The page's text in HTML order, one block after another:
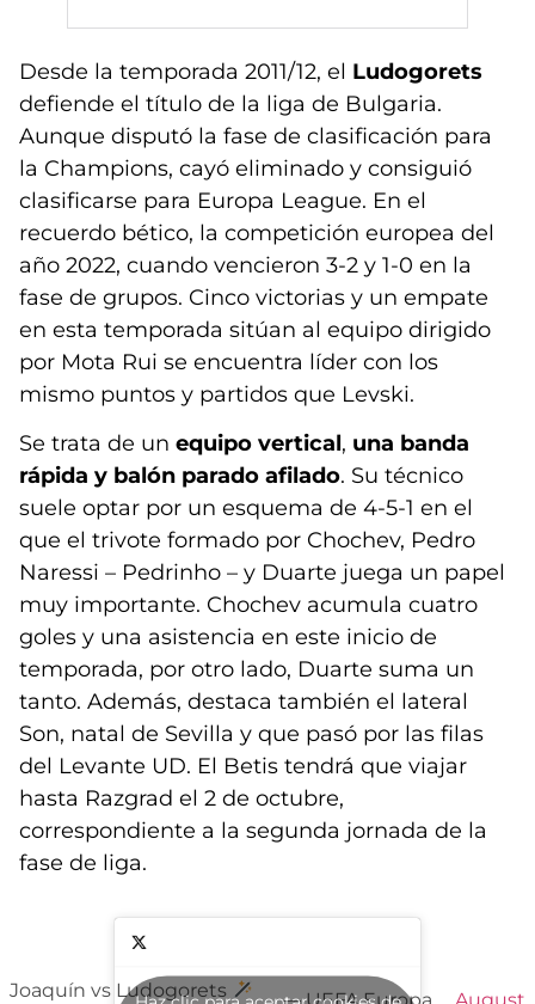
Desde la temporada 2011/12, el Ludogorets
defiende el título de la liga de Bulgaria.
Aunque disputó la fase de clasificación para
la Champions, cayó eliminado y consiguió
clasificarse para Europa League. En el
recuerdo bético, la competición europea del
año 2022, cuando vencieron 3-2 y 1-0 en la
fase de grupos. Cinco victorias y un empate
en esta temporada sitúan al equipo dirigido
por Mota Rui se encuentra líder con los
mismo puntos y partidos que Levski.
Se trata de un equipo vertical, una banda
rápida y balón parado afilado. Su técnico
suele optar por un esquema de 4-5-1 en el
que el trivote formado por Chochev, Pedro
Naressi – Pedrinho – y Duarte juega un papel
muy importante. Chochev acumula cuatro
goles y una asistencia en este inicio de
temporada, por otro lado, Duarte suma un
tanto. Además, destaca también el lateral
Son, natal de Sevilla y que pasó por las filas
del Levante UD. El Betis tendrá que viajar
hasta Razgrad el 2 de octubre,
correspondiente a la segunda jornada de la
fase de liga.
Joaquín vs Ludogorets — UEFA Europa August